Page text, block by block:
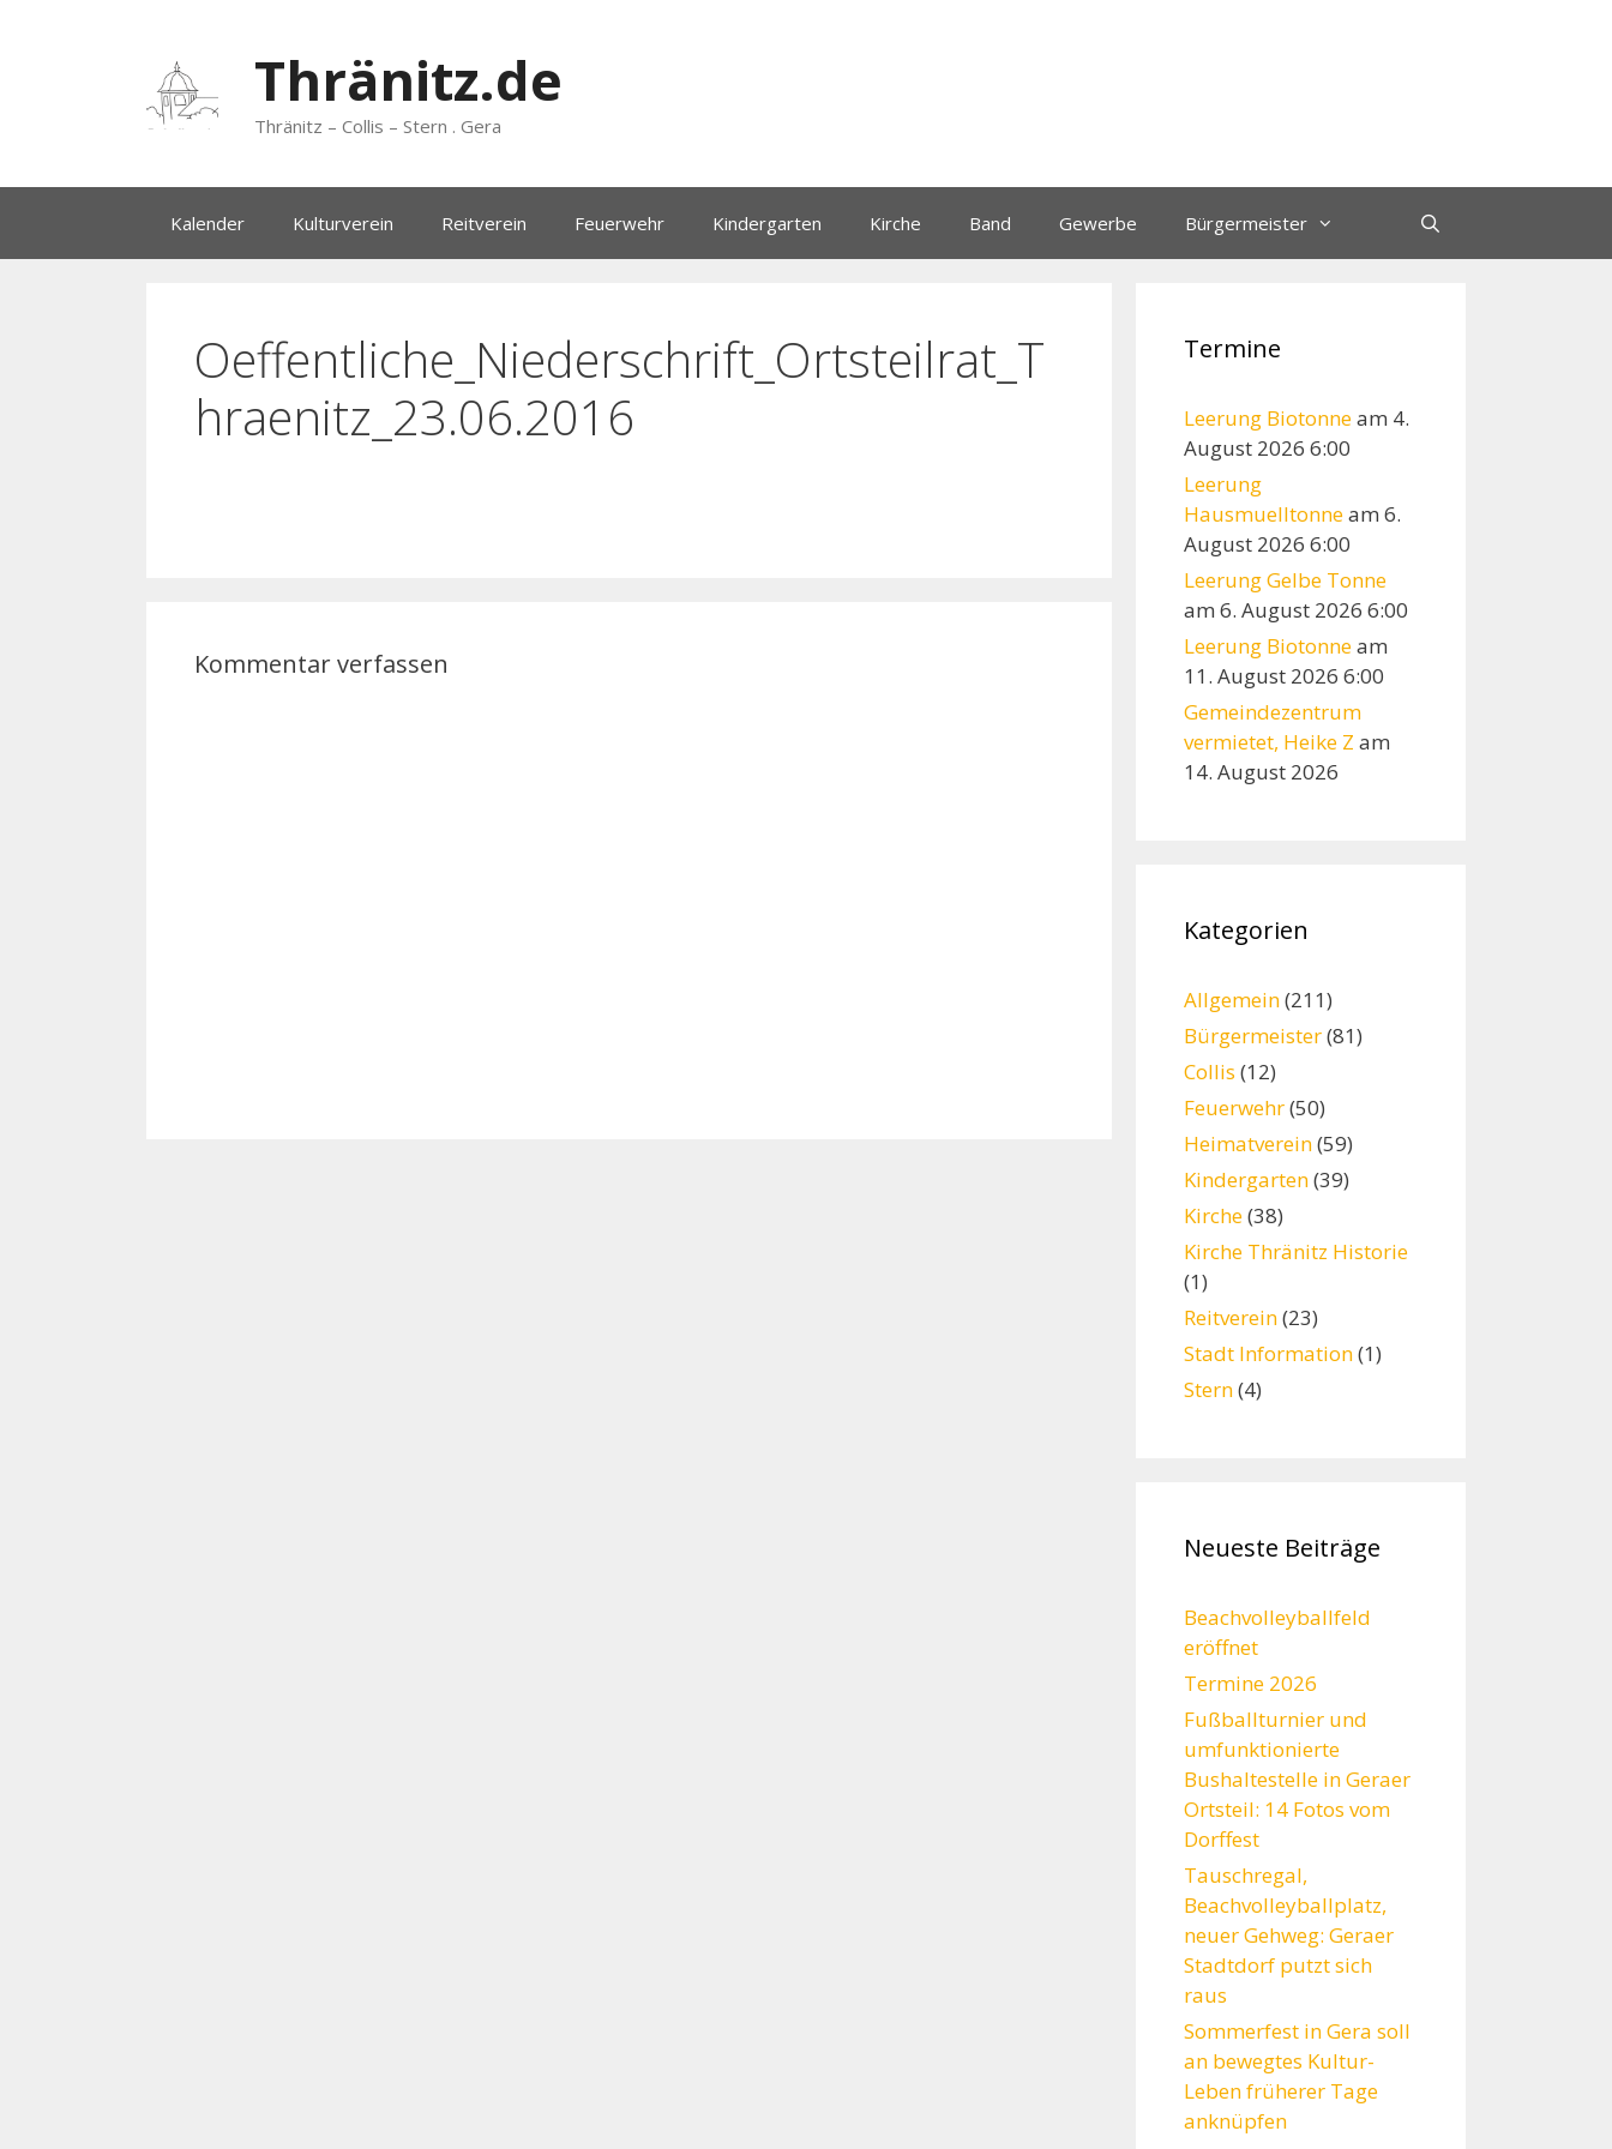
Thränitz.de
Thränitz – Collis – Stern . Gera
Kalender Kulturverein Reitverein Feuerwehr Kindergarten Kirche Band Gewerbe Bürgermeister
Oeffentliche_Niederschrift_Ortsteilrat_T
hraenitz_23.06.2016
Kommentar verfassen
Termine
Leerung Biotonneam 4.
August 2026 6:00
Leerung
Hausmuelltonneam 6.
August 2026 6:00
Leerung Gelbe Tonne
am 6. August 2026 6:00
Leerung Biotonneam
11. August 2026 6:00
Gemeindezentrum
vermietet, Heike Z am
14. August 2026
Kategorien
Allgemein(211)
Bürgermeister(81)
Collis (12)
Feuerwehr(50)
Heimatverein(59)
Kindergarten(39)
Kirche(38)
Kirche Thränitz Historie
(1)
Reitverein(23)
Stadt Information(1)
Stern(4)
Neueste Beiträge
Beachvolleyballfeld
eröffnet
Termine 2026
Fußballturnier und
umfunktionierte
Bushaltestelle in Geraer
Ortsteil: 14 Fotos vom
Dorffest
Tauschregal,
Beachvolleyballplatz,
neuer Gehweg: Geraer
Stadtdorf putzt sich
raus
Sommerfest in Gera soll
an bewegtes Kultur-
Leben früherer Tage
anknüpfen